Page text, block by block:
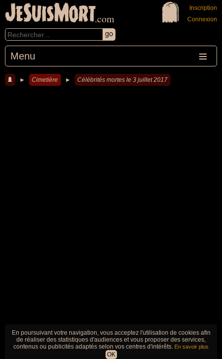
JeSuisMort.com
Menu
Inscription
Connexion
► Cimetière ► Célébrités mortes le 3 juillet 2017
En poursuivant votre navigation, vous acceptez l'utilisation de cookies afin
de réaliser des statistiques d'audiences et vous proposer des services,
contenus ou publicités adaptés selon vos centres d'intérêts. En savoir plus
OK